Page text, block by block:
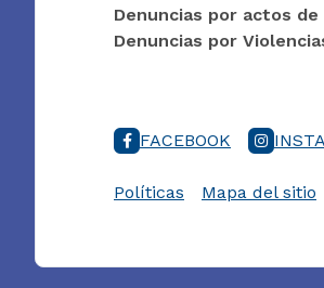
Denuncias por actos
Denuncias por
FACEBOOK
Políticas Mapa del sitio